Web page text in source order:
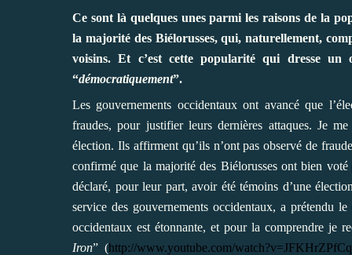
Ce sont là quelques unes parmi les raisons de la
la majorité des Biélorusses, qui, naturellement,
voisins. Et c’est cette popularité qui dresse un
“démocratiquement”.
Les gouvernements occidentaux ont avancé que
fraudes, pour justifier leurs dernières attaques. Je
élection. Ils affirment qu’ils n’ont pas observé de
confirmé que la majorité des Biélorusses ont bien
déclaré, pour leur part, avoir été témoins d’une
service des gouvernements occidentaux, a prétendu
occidentaux est étonnante, et pour la comprendre je
Iron” (http://www.youtube.com/